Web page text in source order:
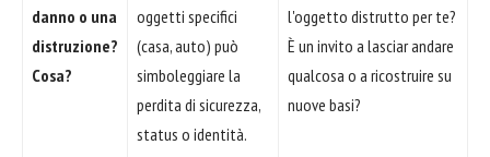
danno o una
distruzione?
Cosa?
oggetti specifici
(casa, auto) può
simboleggiare la
perdita di sicurezza,
status o identità.
l'oggetto distrutto per te?
È un invito a lasciar andare
qualcosa o a ricostruire su
nuove basi?